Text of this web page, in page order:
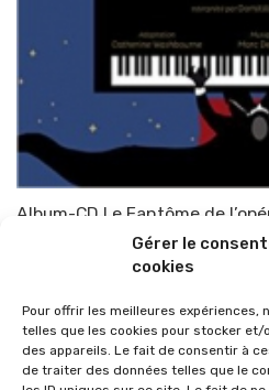
Gérer le
cookies
Pour offrir les meilleures expériences,
telles que les cookies pour stocker et/
des appareils. Le fait de consentir à
de traiter des données telles que le
Album-CD Le Fantôme de
TOP-PARENTS 1 novembre 2015